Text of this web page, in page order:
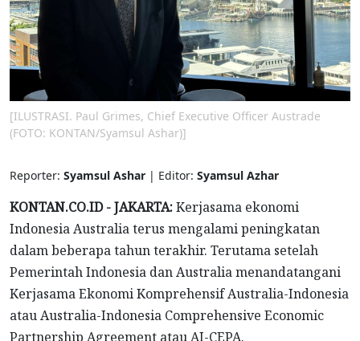
[ILUSTRASI. Paul Grimes, Chief Executive Officer Austrade
(FOTO: KONTAN/Syamsul Ashar)]
Reporter: Syamsul Ashar | Editor: Syamsul Azhar
KONTAN.CO.ID - JAKARTA:Kerjasama ekonomi
Indonesia Australia terus mengalami peningkatan
dalam beberapa tahun terakhir. Terutama setelah
Pemerintah Indonesia dan Australia menandatangani
Kerjasama Ekonomi Komprehensif Australia-Indonesia
atau Australia-Indonesia Comprehensive Economic
Partnership Agreement atau AI-CEPA.